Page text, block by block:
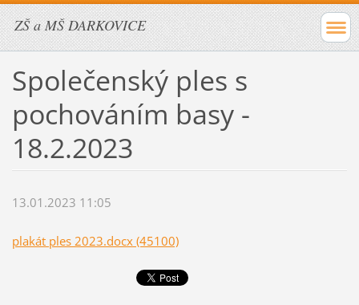
ZŠ a MŠ DARKOVICE
Společenský ples s
pochováním basy -
18.2.2023
13.01.2023 11:05
plakát ples 2023.docx (45100)